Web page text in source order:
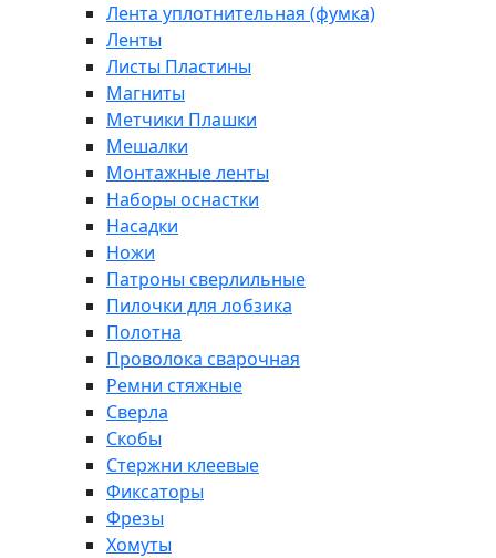
Лента уплотнительная (фумка)
Ленты
Листы Пластины
Магниты
Метчики Плашки
Мешалки
Монтажные ленты
Наборы оснастки
Насадки
Ножи
Патроны сверлильные
Пилочки для лобзика
Полотна
Проволока сварочная
Ремни стяжные
Сверла
Скобы
Стержни клеевые
Фиксаторы
Фрезы
Хомуты